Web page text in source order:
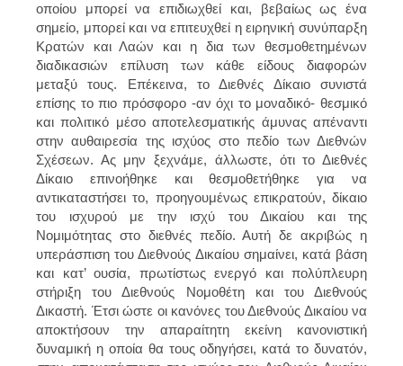
οποίου μπορεί να επιδιωχθεί και, βεβαίως ως ένα
σημείο, μπορεί και να επιτευχθεί η ειρηνική συνύπαρξη
Κρατών και Λαών και η δια των θεσμοθετημένων
διαδικασιών επίλυση των κάθε είδους διαφορών
μεταξύ τους. Επέκεινα, το Διεθνές Δίκαιο συνιστά
επίσης το πιο πρόσφορο -αν όχι το μοναδικό- θεσμικό
και πολιτικό μέσο αποτελεσματικής άμυνας απέναντι
στην αυθαιρεσία της ισχύος στο πεδίο των Διεθνών
Σχέσεων. Ας μην ξεχνάμε, άλλωστε, ότι το Διεθνές
Δίκαιο επινοήθηκε και θεσμοθετήθηκε για να
αντικαταστήσει το, προηγουμένως επικρατούν, δίκαιο
του ισχυρού με την ισχύ του Δικαίου και της
Νομιμότητας στο διεθνές πεδίο. Αυτή δε ακριβώς η
υπεράσπιση του Διεθνούς Δικαίου σημαίνει, κατά βάση
και κατ’ ουσία, πρωτίστως ενεργό και πολύπλευρη
στήριξη του Διεθνούς Νομοθέτη και του Διεθνούς
Δικαστή. Έτσι ώστε οι κανόνες του Διεθνούς Δικαίου να
αποκτήσουν την απαραίτητη εκείνη κανονιστική
δυναμική η οποία θα τους οδηγήσει, κατά το δυνατόν,